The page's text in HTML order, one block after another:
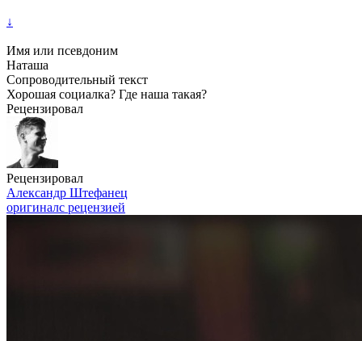
↓
Имя или псевдоним
Наташа
Сопроводительный текст
Хорошая социалка? Где наша такая?
Рецензировал
Рецензировал
Александр Штефанец
оригиналс рецензией